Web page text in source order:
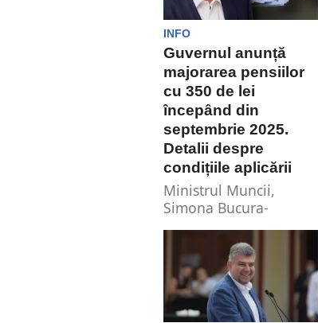
INFO
Guvernul anunță
majorarea pensiilor
cu 350 de lei
începând din
septembrie 2025.
Detalii despre
condițiile aplicării
Ministrul Muncii,
Simona Bucura-
Oprescu, a anunțat
recent o majorare
semnificativă a
pensiilor, care vor
crește cu...